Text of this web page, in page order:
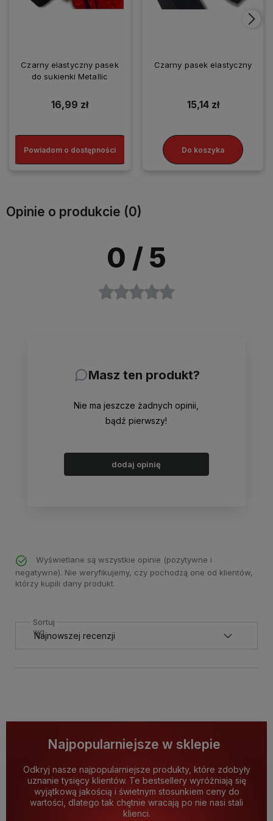
Czarny elastyczny pasek
do sukienki Metallic
16,99 zł
Powiadom o dostępności
Czarny pasek elastyczny
15,14 zł
Do koszyka
Opinie o produkcie (0)
0 / 5
Masz ten produkt?
Nie ma jeszcze żadnych opinii,
bądź pierwszy!
dodaj opinię
Wyświetlane są wszystkie opinie (pozytywne i
negatywne). Nie weryfikujemy, czy pochodzą one od klientów,
którzy kupili dany produkt.
Sortuj
wg
Najpopularniejsze w sklepie
Odkryj nasze najpopularniejsze produkty, które zdobyły
uznanie tysięcy klientów. Te bestsellery wyróżniają się
wyjątkową jakością i świetnym stosunkiem ceny do
wartości, dlatego tak chętnie wracają po nie nasi stali
klienci.